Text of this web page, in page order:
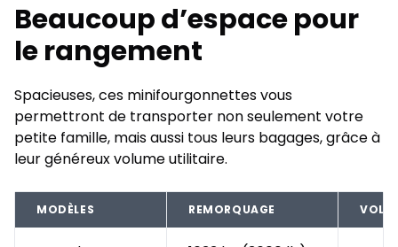
Beaucoup d’espace pour
le rangement
Spacieuses, ces minifourgonnettes vous
permettront de transporter non seulement votre
petite famille, mais aussi tous leurs bagages, grâce à
leur généreux volume utilitaire.
MODÈLES REMORQUAGE